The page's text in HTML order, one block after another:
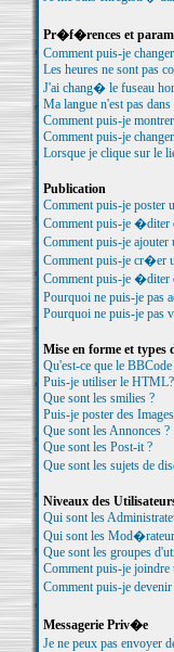
Pr�f�rences et
Comment puis-je
Les heures ne sont pas
J'ai chang� le fuseau
Ma langue n'est pas
Comment puis-je
Comment puis-je
Lorsque je clique sur le
Publication
Comment puis-je poster
Comment puis-je �diter
Comment puis-je ajouter
Comment puis-je cr�er
Comment puis-je �diter
Pourquoi ne puis-je
Pourquoi ne puis-je pas
Mise en forme et types
Qu'est-ce que le BBCode
Puis-je utiliser le HTML?
Que sont les smilies ?
Puis-je poster des
Que sont les Annonces ?
Que sont les Post-it ?
Que sont les sujets de
Niveaux des
Qui sont les
Qui sont les
Que sont les groupes
Comment puis-je joindre
Comment puis-je
Messagerie Priv�e
Je ne peux pas envoyer